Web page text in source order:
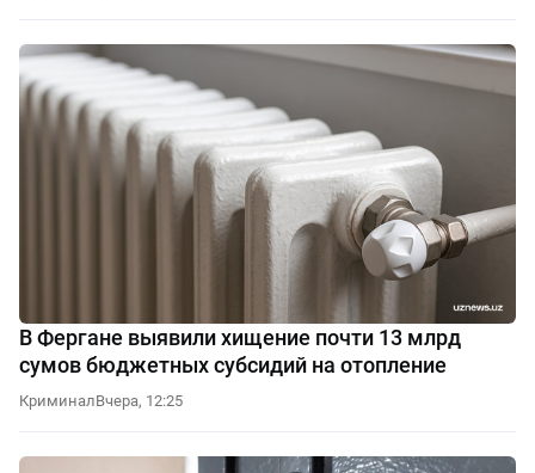
В Фергане выявили хищение почти 13 млрд
сумов бюджетных субсидий на отопление
КриминалВчера, 12:25